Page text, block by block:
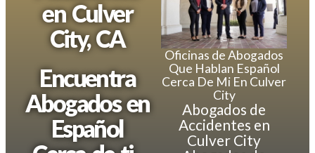
en Culver
City, CA
Encuentra
Abogados en
Español
Oficinas de Abogados
Que Hablan Español
Cerca De Mi En Culver
City
Abogados de
Accidentes en
Culver City